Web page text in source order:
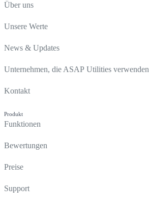
Über uns
Unsere Werte
News & Updates
Unternehmen, die ASAP Utilities verwenden
Kontakt
Produkt
Funktionen
Bewertungen
Preise
Support